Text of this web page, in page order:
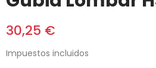
30,25 €
Impuestos incluidos